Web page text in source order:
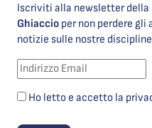
Iscriviti alla newsletter della
Ghiaccio per non perdere
notizie sulle nostre discipline
Ho letto e accetto la